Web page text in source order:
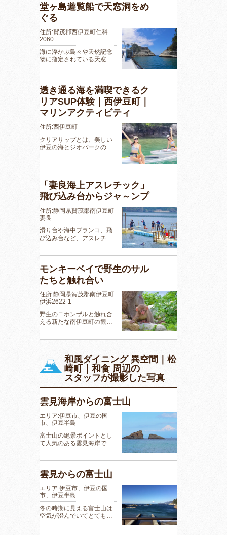
堂ヶ島遊覧船で天窓洞をめ
ぐる
住所:賀茂郡西伊豆町仁科
2060
海に浮かぶ島々や天然記念
物に指定されている天窓…
透き通る海を満喫できるク
リアSUP体験｜西伊豆町｜
マリンアクティビティ
住所:西伊豆町
クリアサップとは、美しい
伊豆の海とジオパークの…
「妻良海上アスレチック」
飛び込み台からジャ～ンプ
住所:静岡県賀茂郡南伊豆町
妻良
滑り台や海中ブランコ、飛
び込み台など、アスレチ…
モンキーベイで野生のサル
たちと触れ合い
住所:静岡県賀茂郡南伊豆町
伊浜2622-1
野生のニホンザルと触れ合
える新たな南伊豆町の観…
和風ダイニング 異空間｜松
崎町｜和食 周辺の
スタッフが撮影した写真
雲見海岸からの富士山
エリア:伊豆市、伊豆の国
市、伊豆半島
富士山の絶景ポイントとし
て人気のある雲見海岸で…
雲見からの富士山
エリア:伊豆市、伊豆の国
市、伊豆半島
冬の時期に見える富士山は
空気が澄んでいてとても…